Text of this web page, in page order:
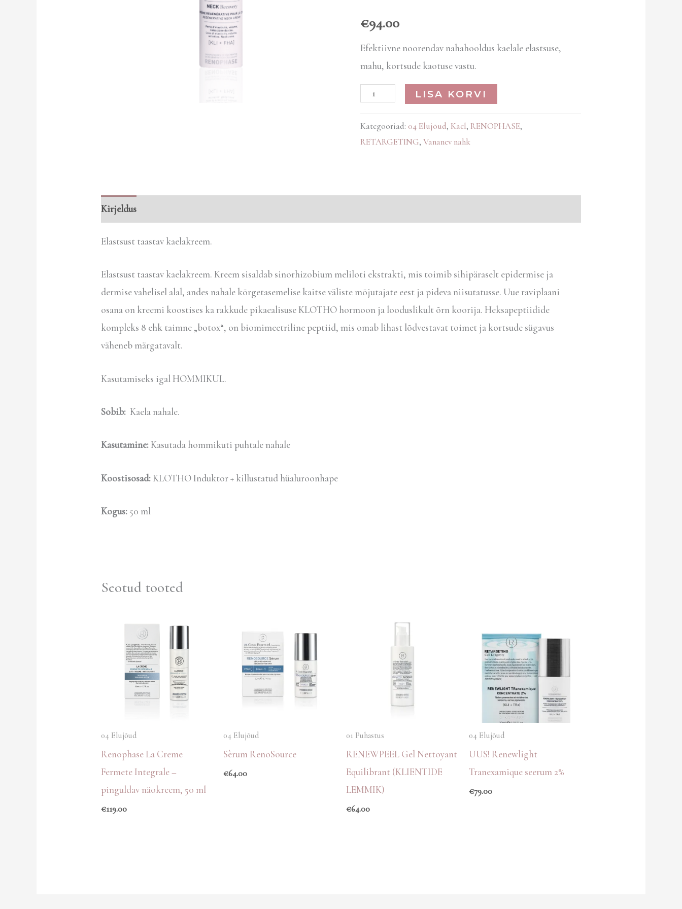
€94.00
Efektiivne noorendav nahahooldus kaelale elastsuse,
mahu, kortsude kaotuse vastu.
LISA KORVI
Kategooriad: 04 Elujõud, Kael, RENOPHASE,
RETARGETING, Vananev nahk
Kirjeldus
Elastsust taastav kaelakreem.
Elastsust taastav kaelakreem. Kreem sisaldab sinorhizobium meliloti ekstrakti, mis toimib sihipäraselt epidermise ja
dermise vahelisel alal, andes nahale kõrgetasemelise kaitse väliste mõjutajate eest ja pideva niisutatusse. Uue raviplaani
osana on kreemi koostises ka rakkude pikaealisuse KLOTHO hormoon ja looduslikult õrn koorija. Heksapeptiidide
kompleks 8 ehk taimne „botox“, on biomimeetriline peptiid, mis omab lihast lõdvestavat toimet ja kortsude sügavus
väheneb märgatavalt.
Kasutamiseks igal HOMMIKUL.
Sobib: Kaela nahale.
Kasutamine: Kasutada hommikuti puhtale nahale
Koostisosad: KLOTHO Induktor + killustatud hüaluroonhape
Kogus: 50 ml
Seotud tooted
04 Elujõud
Renophase La Creme
Fermete Integrale –
pinguldav näokreem, 50 ml
€119.00
04 Elujõud
Sèrum RenoSource
€64.00
01 Puhastus
RENEWPEEL Gel Nettoyant
Equilibrant (KLIENTIDE
LEMMIK)
€64.00
04 Elujõud
UUS! Renewlight
Tranexamique seerum 2%
€79.00